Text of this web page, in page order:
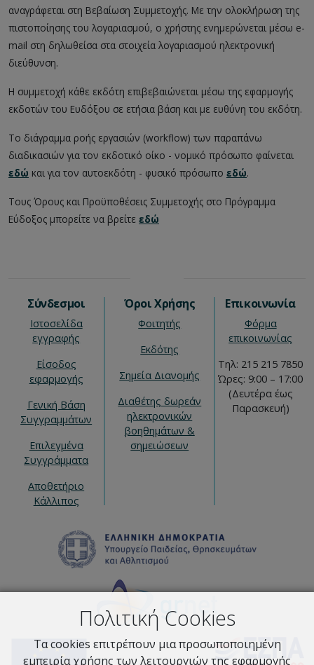
αναγράφεται στη Βεβαίωση Συμμετοχής. Με την ολοκλήρωση της
πιστοποίησης του λογαριασμού, ο χρήστης ενημερώνεται μέσω e-
mail στη δηλωθείσα στα στοιχεία λογαριασμού ηλεκτρονική
διεύθυνση.
Η συμμετοχή κάθε εκδότη επιβεβαιώνεται μέσω της εφαρμογής
εκδοτών του Ευδόξου σε ετήσια βάση και με ευθύνη του εκδότη.
Το διάγραμμα ροής εργασιών (workflow) των παραπάνω
διαδικασιών για τον εκδοτικό οίκο - νομικό πρόσωπο φαίνεται
εδώ και για τον αυτοεκδότη - φυσικό πρόσωπο εδώ.
Τους Όρους και Προϋποθέσεις Συμμετοχής στο Πρόγραμμα
Εύδοξος μπορείτε να βρείτε εδώ
Σύνδεσμοι
Ιστοσελίδα
εγγραφής
Είσοδος
εφαρμογής
Γενική Βάση
Συγγραμμάτων
Επιλεγμένα
Συγγράμματα
Αποθετήριο
Κάλλιπος
Όροι Χρήσης
Φοιτητής
Εκδότης
Σημεία Διανομής
Διαθέτης δωρεάν
ηλεκτρονικών
βοηθημάτων &
σημειώσεων
Επικοινωνία
Φόρμα
επικοινωνίας
Τηλ: 215 215 7850
Ώρες: 9:00 – 17:00
(Δευτέρα έως
Παρασκευή)
Πολιτική Cookies
Τα cookies επιτρέπουν μια προσωποποιημένη
εμπειρία χρήσης των λειτουργιών της εφαρμογής